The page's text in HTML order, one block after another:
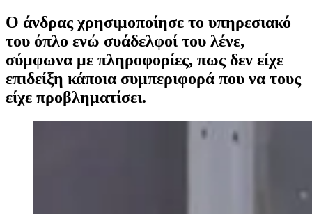
Ο άνδρας χρησιμοποίησε το υπηρεσιακό
του όπλο ενώ συάδελφοί του λένε,
σύμφωνα με πληροφορίες, πως δεν είχε
επιδείξη κάποια συμπεριφορά που να τους
είχε προβληματίσει.